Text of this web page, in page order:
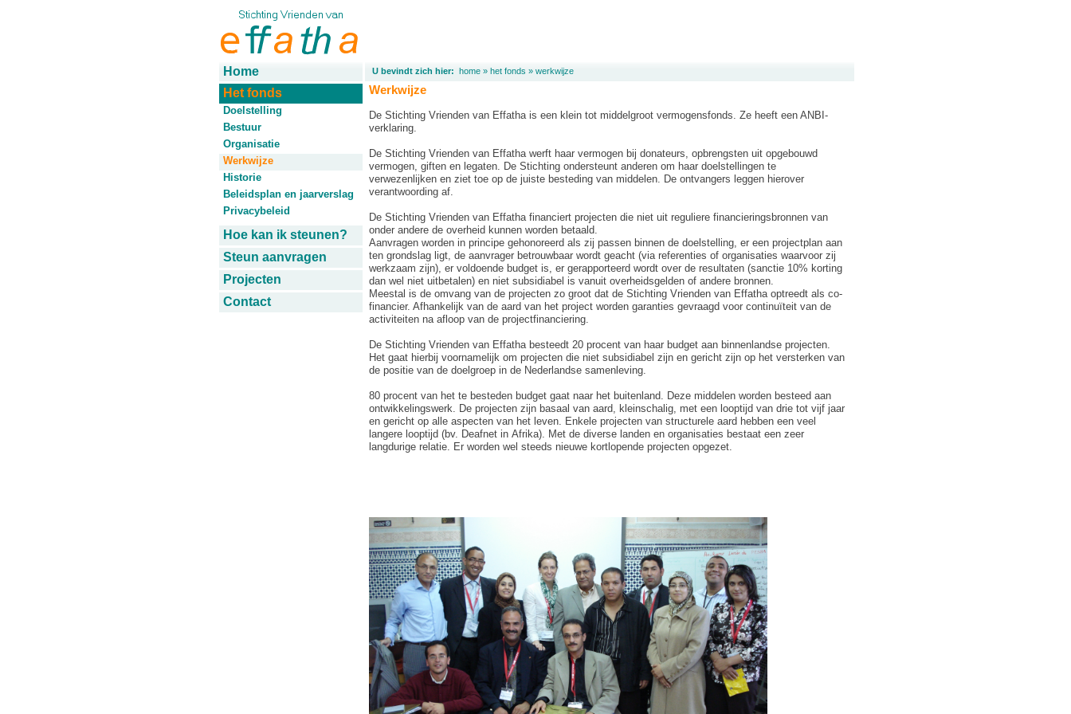
Home U bevindt zich hier: home » het fonds » werkwijze
Het fonds
Doelstelling
Bestuur
Organisatie
Werkwijze
Historie
Beleidsplan en jaarverslag
Privacybeleid
Hoe kan ik steunen?
Steun aanvragen
Projecten
Contact
Werkwijze
De Stichting Vrienden van Effatha is een klein tot middelgroot vermogensfonds. Ze heeft een ANBI-
verklaring.
De Stichting Vrienden van Effatha werft haar vermogen bij donateurs, opbrengsten uit opgebouwd
vermogen, giften en legaten. De Stichting ondersteunt anderen om haar doelstellingen te
verwezenlijken en ziet toe op de juiste besteding van middelen. De ontvangers leggen hierover
verantwoording af.
De Stichting Vrienden van Effatha financiert projecten die niet uit reguliere financieringsbronnen van
onder andere de overheid kunnen worden betaald.
Aanvragen worden in principe gehonoreerd als zij passen binnen de doelstelling, er een projectplan aan
ten grondslag ligt, de aanvrager betrouwbaar wordt geacht (via referenties of organisaties waarvoor zij
werkzaam zijn), er voldoende budget is, er gerapporteerd wordt over de resultaten (sanctie 10% korting
dan wel niet uitbetalen) en niet subsidiabel is vanuit overheidsgelden of andere bronnen.
Meestal is de omvang van de projecten zo groot dat de Stichting Vrienden van Effatha optreedt als co-
financier. Afhankelijk van de aard van het project worden garanties gevraagd voor continuïteit van de
activiteiten na afloop van de projectfinanciering.
De Stichting Vrienden van Effatha besteedt 20 procent van haar budget aan binnenlandse projecten.
Het gaat hierbij voornamelijk om projecten die niet subsidiabel zijn en gericht zijn op het versterken van
de positie van de doelgroep in de Nederlandse samenleving.
80 procent van het te besteden budget gaat naar het buitenland. Deze middelen worden besteed aan
ontwikkelingswerk. De projecten zijn basaal van aard, kleinschalig, met een looptijd van drie tot vijf jaar
en gericht op alle aspecten van het leven. Enkele projecten van structurele aard hebben een veel
langere looptijd (bv. Deafnet in Afrika). Met de diverse landen en organisaties bestaat een zeer
langdurige relatie. Er worden wel steeds nieuwe kortlopende projecten opgezet.